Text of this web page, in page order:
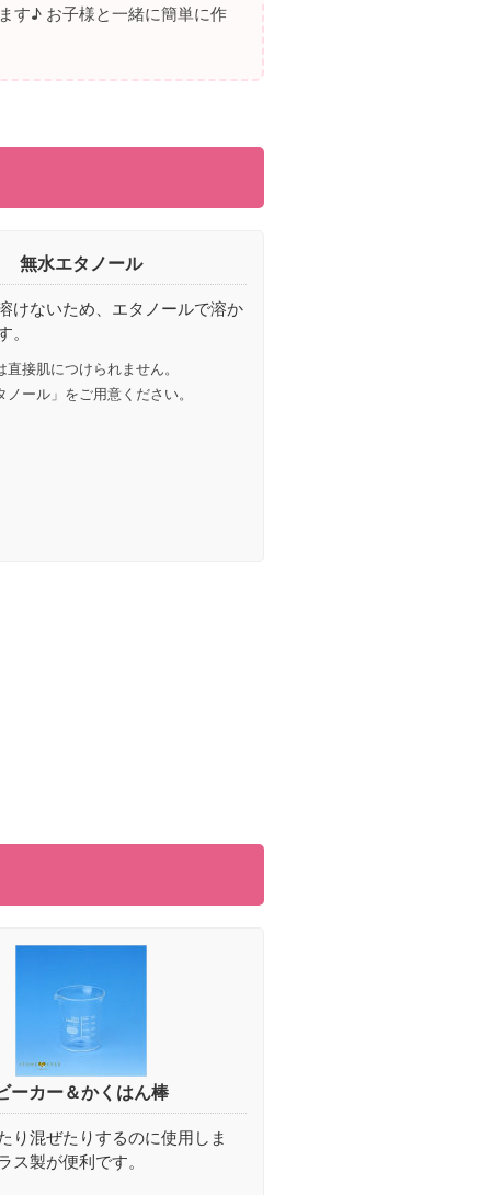
す♪ お子様と一緒に簡単に作
無水エタノール
けないため、エタノールで溶か
接肌につけられません。
ノール」をご用意ください。
ーカー＆かくはん棒
り混ぜたりするのに使用しま
ス製が便利です。